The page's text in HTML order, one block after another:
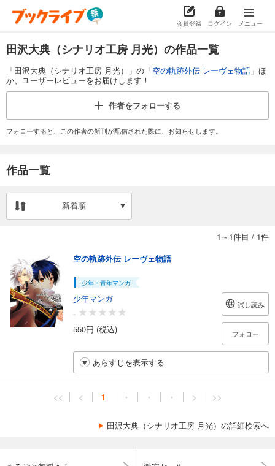
会員登録 ログイン メニュー
田沢大典（シナリオ工房 月光）の作品一覧
「田沢大典（シナリオ工房 月光）」の「空の軌跡外伝 レーヴェ物語 」ほ
か、ユーザーレビューをお届けします！
作者をフォローする
フォローすると、この作者の新刊が配信された際に、お知らせします。
作品一覧
新着順
1～1件目 / 1件
空の軌跡外伝 レーヴェ物語
少年・青年マンガ
少年マンガ
-
550円 (税込)
試し読み
フォロー
あらすじを表示する
<< < 1 ・ ・ ・ > >>
田沢大典（シナリオ工房 月光）の詳細検索へ